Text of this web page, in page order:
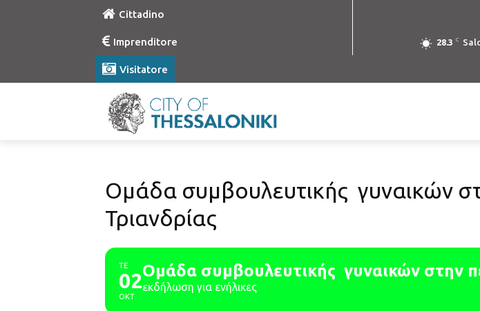
Cittadino
Imprenditore
Visitatore
28.3 C
Ομάδα συμβουλευτικής γυναικών
Τριανδρίας
ΤΕ
02
ΟΚΤ
Ομάδα συμβουλευτικής γυναικών στην
εκδήλωση για ενήλικες